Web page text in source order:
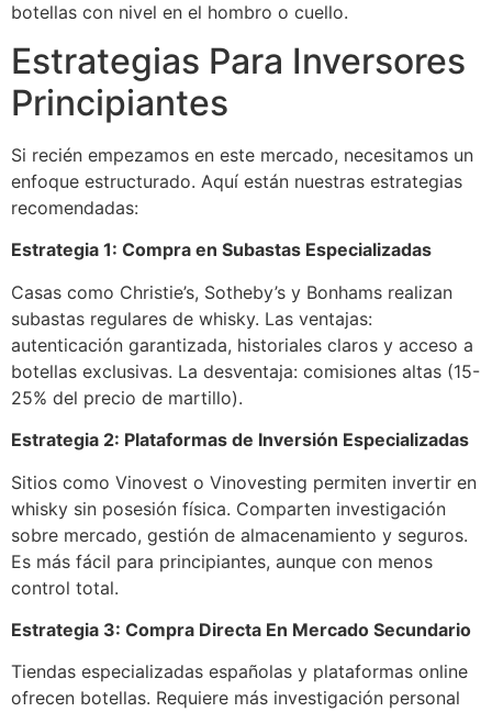
botellas con nivel en el hombro o cuello.
Estrategias Para Inversores
Principiantes
Si recién empezamos en este mercado, necesitamos un
enfoque estructurado. Aquí están nuestras estrategias
recomendadas:
Estrategia 1: Compra en Subastas Especializadas
Casas como Christie’s, Sotheby’s y Bonhams realizan
subastas regulares de whisky. Las ventajas:
autenticación garantizada, historiales claros y acceso a
botellas exclusivas. La desventaja: comisiones altas (15-
25% del precio de martillo).
Estrategia 2: Plataformas de Inversión Especializadas
Sitios como Vinovest o Vinovesting permiten invertir en
whisky sin posesión física. Comparten investigación
sobre mercado, gestión de almacenamiento y seguros.
Es más fácil para principiantes, aunque con menos
control total.
Estrategia 3: Compra Directa En Mercado Secundario
Tiendas especializadas españolas y plataformas online
ofrecen botellas. Requiere más investigación personal